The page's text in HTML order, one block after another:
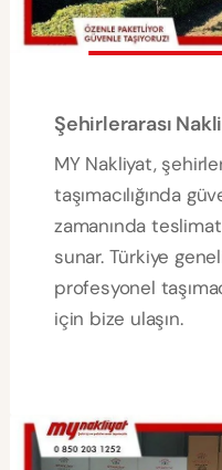
Şehirlerarası
MY Nakliyat,
taşımacılığında
zamanında
sunar. Türkiye
profesyonel
için bize ulaşın.